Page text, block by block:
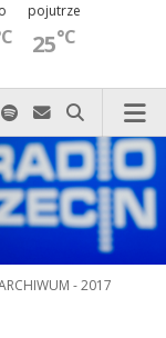
pojutrze
25°C
zadzwoń
u
na Xnas na Instagram-ie
Odwiedź nas na TikTok-u
Szukaj nas na Spotify
Wyślij do nas
Szukaj
- 2017